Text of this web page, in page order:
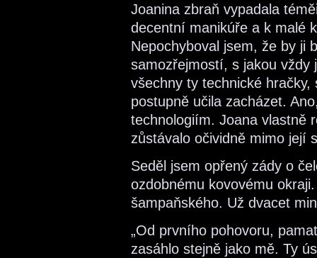
Joanina zbraň vypadala
decentní manikúře a k malé
Nepochyboval jsem, že by ji
samozřejmostí, s jakou vždy
všechny ty technické
postupně učila zacházet.
technologiím. Joana vlastně
zůstávalo očividně mimo její
Seděl jsem opřený zády o
ozdobnému kovovému
šampaňského. Už dvacet
„Od prvního pohovoru,
zasáhlo stejně jako mě. Ty